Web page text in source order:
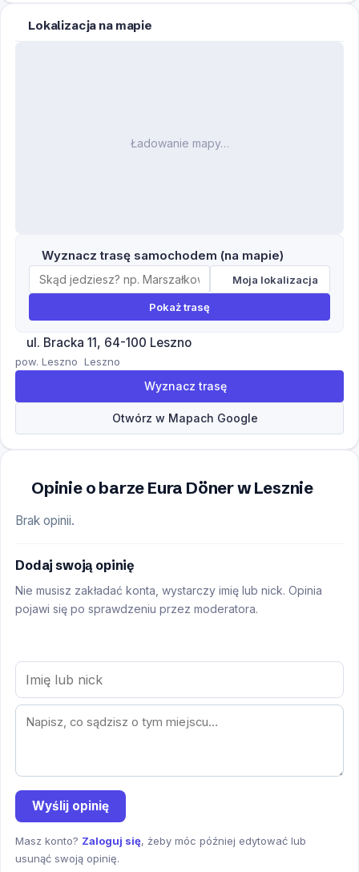
Lokalizacja na mapie
Ładowanie mapy…
Wyznacz trasę samochodem (na mapie)
Moja lokalizacja
Pokaż trasę
ul. Bracka 11, 64-100 Leszno
pow. Leszno Leszno
Wyznacz trasę
Otwórz w Mapach Google
Opinie o barze Eura Döner w Lesznie
Brak opinii.
Dodaj swoją opinię
Nie musisz zakładać konta, wystarczy imię lub nick. Opinia
pojawi się po sprawdzeniu przez moderatora.
Wyślij opinię
Masz konto? Zaloguj się, żeby móc później edytować lub
usunąć swoją opinię.